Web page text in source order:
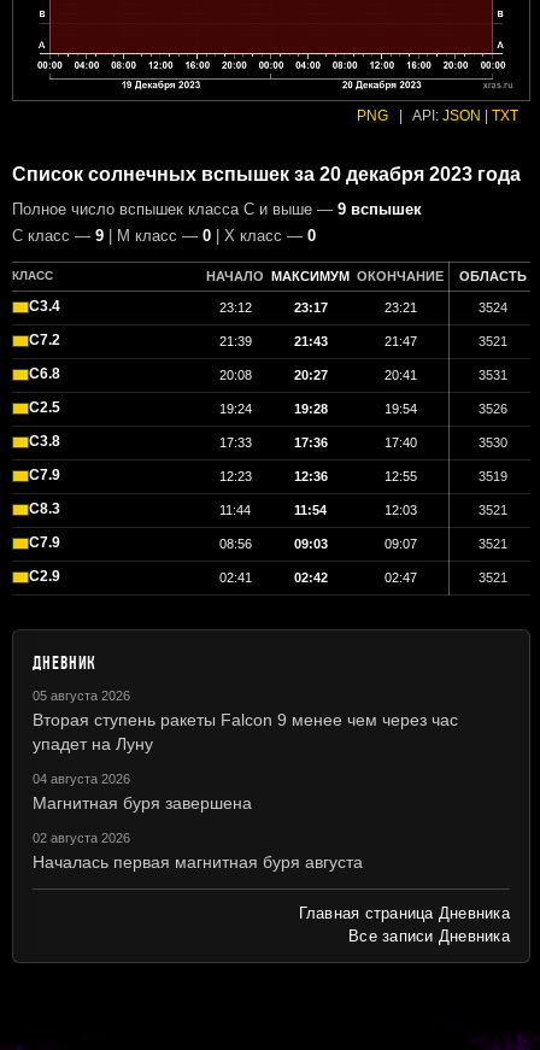
PNG API: JSON TXT
Список солнечных вспышек за 20 декабря 2023 года
Полное число вспышек класса C и выше — 9 вспышек
С класс — 9 | М класс — 0 | X класс — 0
КЛАСС НАЧАЛО МАКСИМУМ ОКОНЧАНИЕ ОБЛАСТЬ
C3.4 23:12 23:17 23:21 3524
C7.2 21:39 21:43 21:47 3521
C6.8 20:08 20:27 20:41 3531
C2.5 19:24 19:28 19:54 3526
C3.8 17:33 17:36 17:40 3530
C7.9 12:23 12:36 12:55 3519
C8.3 11:44 11:54 12:03 3521
C7.9 08:56 09:03 09:07 3521
C2.9 02:41 02:42 02:47 3521
ДНЕВНИК
05 августа 2026
Вторая ступень ракеты Falcon 9 менее чем через час
упадет на Луну
04 августа 2026
Магнитная буря завершена
02 августа 2026
Началась первая магнитная буря августа
Главная страница Дневника
Все записи Дневника